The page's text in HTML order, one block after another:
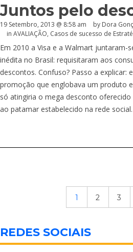
Juntos pelo
19 Setembro, 2013 @ 8:58 am by Dora
in AVALIAÇÃO, Casos de sucesso de
Em 2010 a Visa e a Walmart juntaram-
inédita no Brasil: requisitaram aos
descontos. Confuso? Passo a explicar:
promoção que englobava um produto
só atingiria o mega desconto
ao patamar estabelecido na rede social.
1 2 3
REDES SOCIAIS